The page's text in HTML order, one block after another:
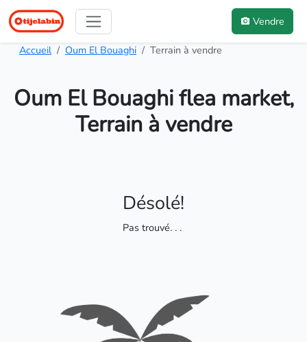
Vendre
Accueil Oum El Bouaghi Terrain à vendre
Oum El Bouaghi flea market,
Terrain à vendre
Désolé!
Pas trouvé. . .